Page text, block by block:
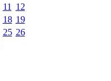
11
12
18 19
25 26